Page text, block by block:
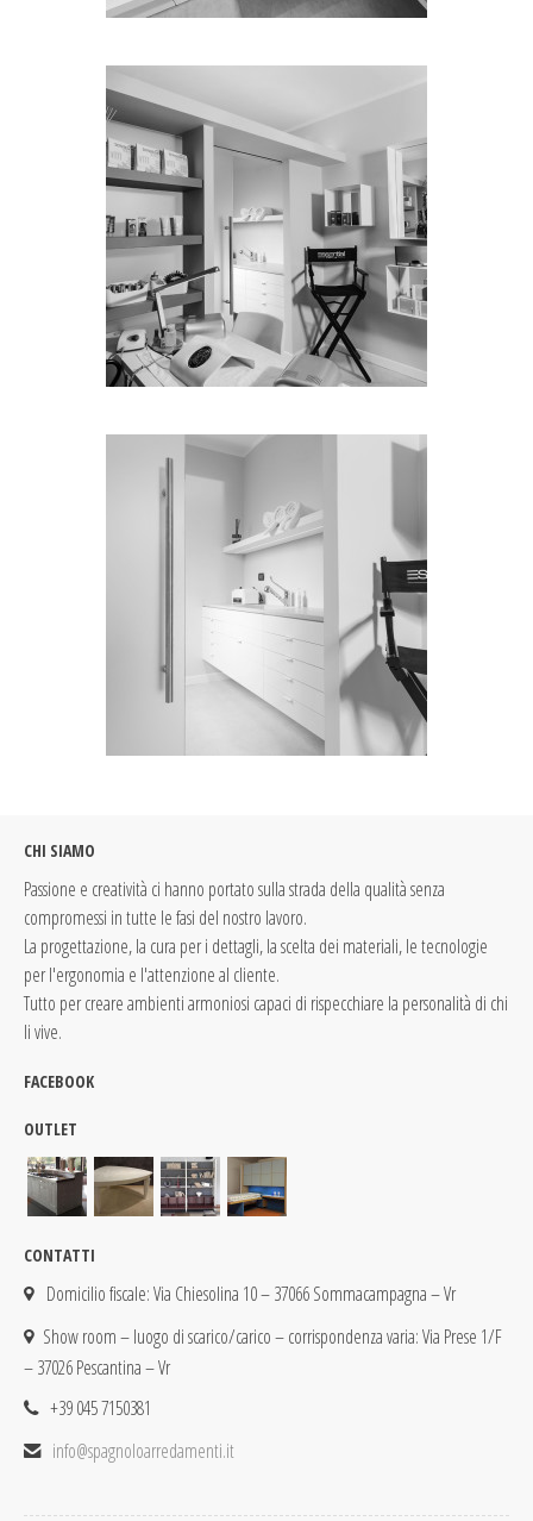
CHI SIAMO
Passione e creatività ci hanno portato sulla strada della qualità senza
compromessi in tutte le fasi del nostro lavoro.
La progettazione, la cura per i dettagli, la scelta dei materiali, le tecnologie
per l'ergonomia e l'attenzione al cliente.
Tutto per creare ambienti armoniosi capaci di rispecchiare la personalità di chi
li vive.
FACEBOOK
OUTLET
CONTATTI
Domicilio fiscale: Via Chiesolina 10 – 37066 Sommacampagna – Vr
Show room – luogo di scarico/carico – corrispondenza varia: Via Prese 1/F
– 37026 Pescantina – Vr
+39 045 7150381
info@spagnoloarredamenti.it